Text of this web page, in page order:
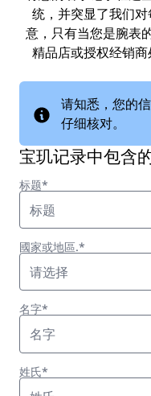
统，并突显了我们
意，只有当您是腕表
精品店或授权经销
请知悉，您的
仔细核对。
宝玑记录中包含
标题*
标题
國家或地區.*
请选择
名字*
姓氏*